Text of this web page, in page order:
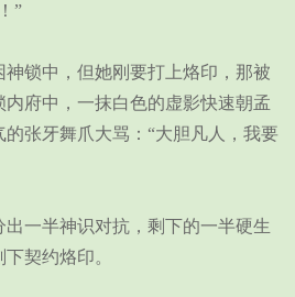
”
锁中，但她刚要打上烙印，那被
府中，一抹白色的虚影快速朝孟
张牙舞爪大骂：“大胆凡人，我要
一半神识对抗，剩下的一半硬生
契约烙印。